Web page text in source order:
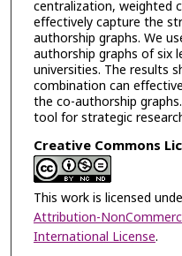
centralization, weighted
effectively capture the
authorship graphs. We
authorship graphs of six
universities. The results
combination can
the co-authorship
tool for strategic
Creative Commons
This work is licensed
Attribution-
International License.